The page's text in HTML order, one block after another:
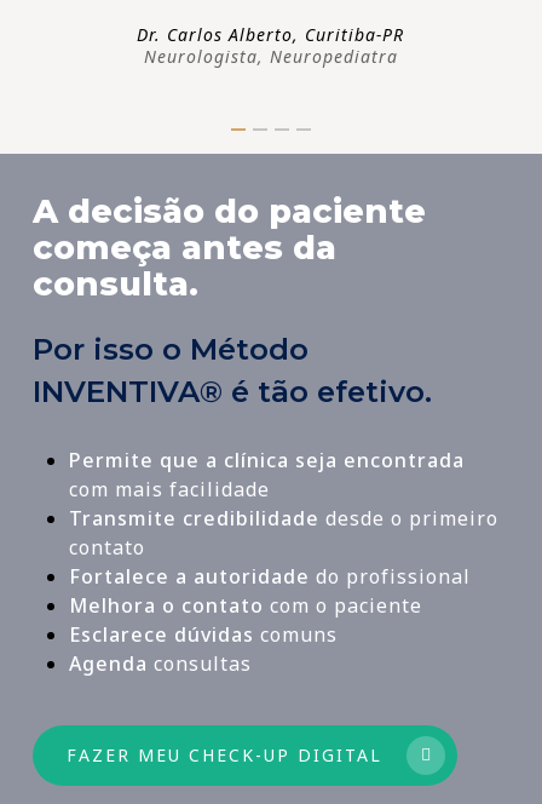
Dr. Carlos Alberto, Curitiba-PR
Neurologista, Neuropediatra
A decisão do paciente
começa antes da
consulta.
Por isso o Método
INVENTIVA® é tão efetivo.
Permite que a clínica seja encontrada
com mais facilidade
Transmite credibilidade desde o primeiro
contato
Fortalece a autoridade do profissional
Melhora o contato com o paciente
Esclarece dúvidas comuns
Agenda consultas
FAZER MEU CHECK-UP DIGITAL